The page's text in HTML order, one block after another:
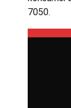
7050.